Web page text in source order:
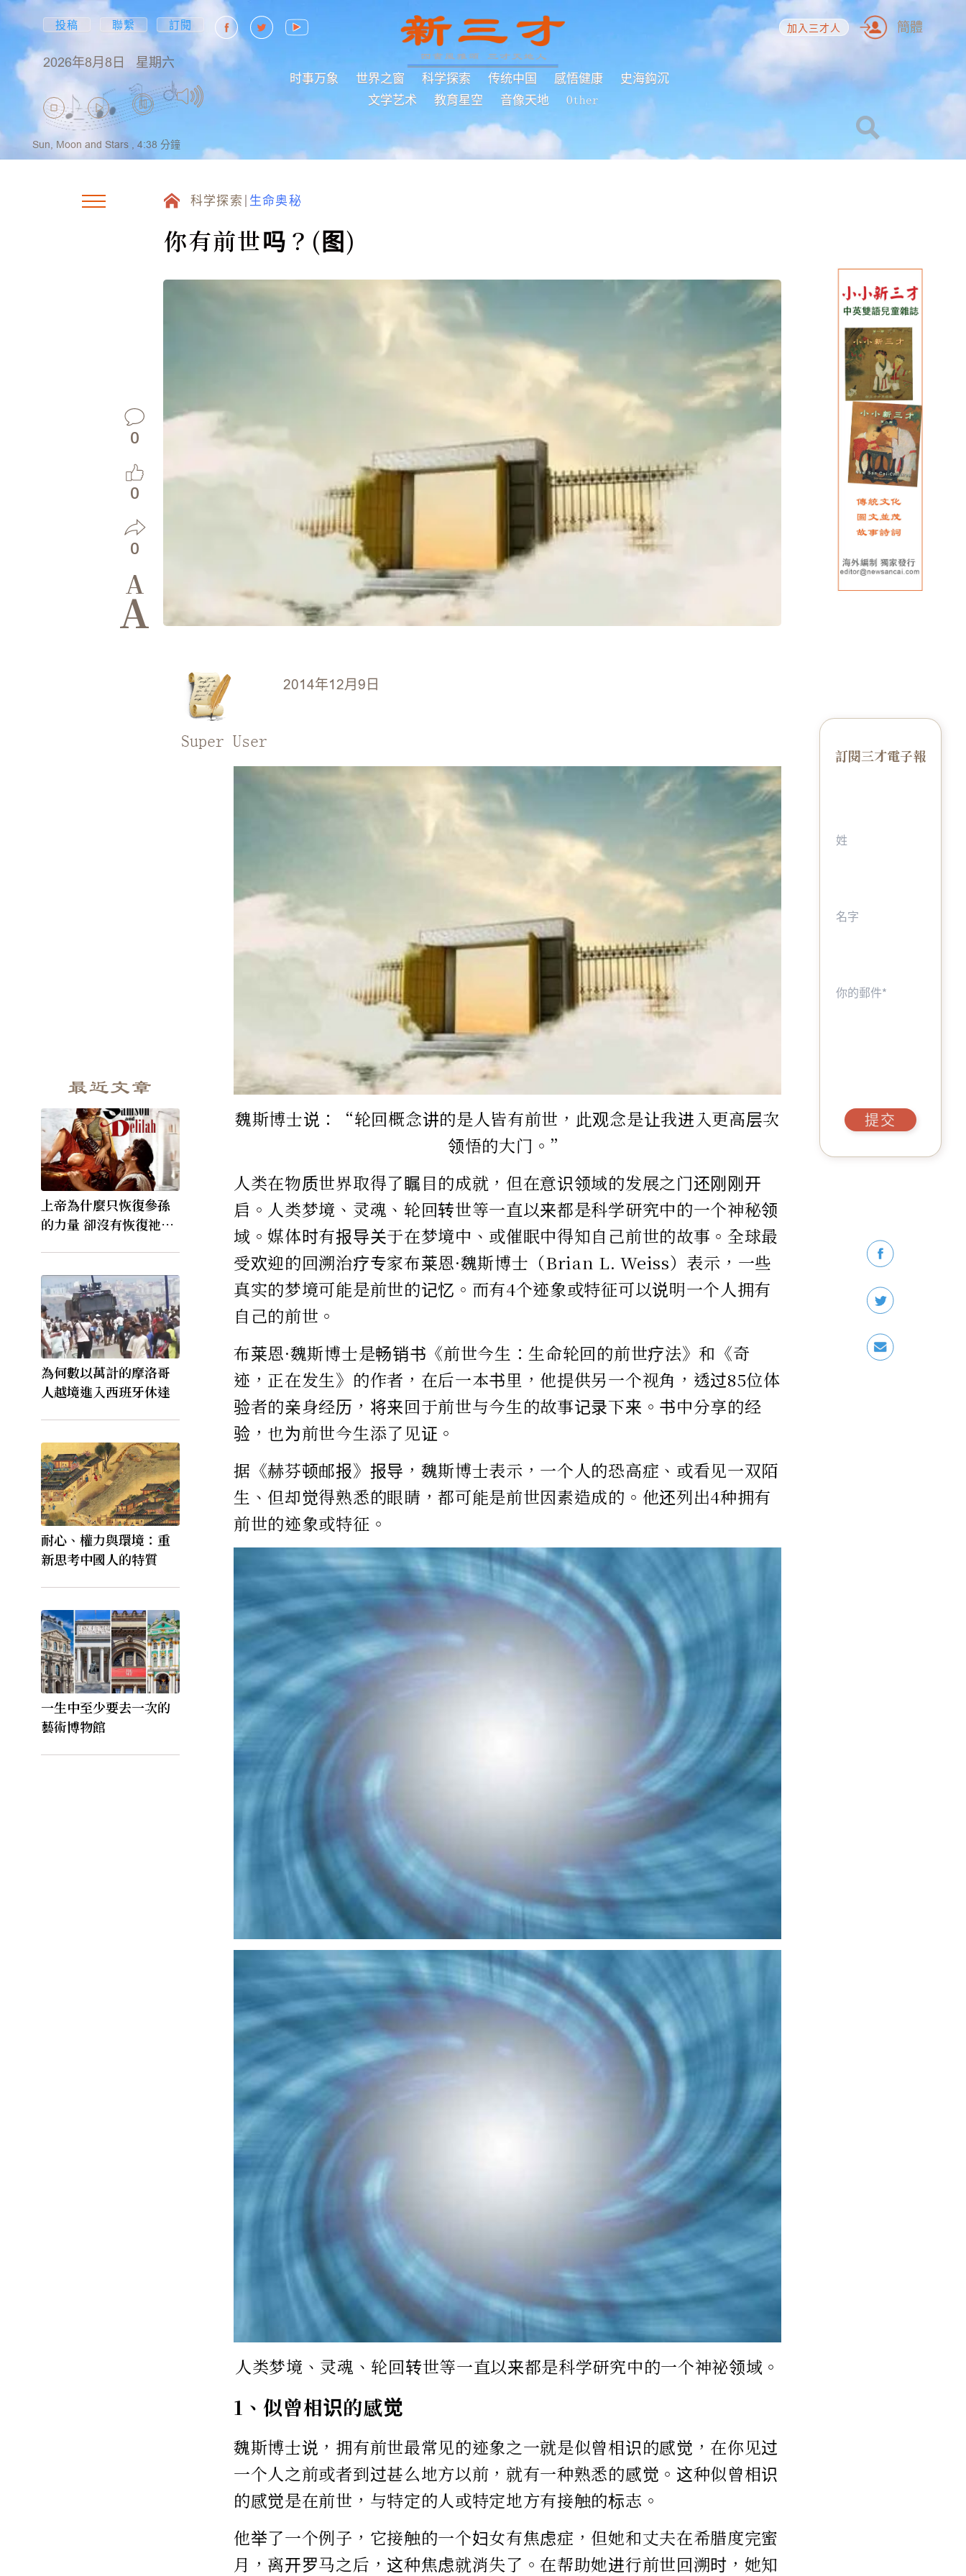
投稿 聯繫 訂閱
2026年8月8日 星期六
时事万象 世界之窗 科学探索 传统中国 感悟健康
史海鈎沉
文学艺术
教育星空 音像天地 Other
加入三才人 簡體
Sun, Moon and Stars , 4:38 分鐘
科学探索 生命奥秘
你有前世吗？(图)
0
0
0
A
A
最近文章
上帝為什麼只恢復參孫
的力量 卻沒有恢復祂的
為何數以萬計的摩洛哥
人越境進入西班牙休達
耐心、權力與環境：重
新思考中國人的特質
一生中至少要去一次的
藝術博物館
2014年12月9日
Super User
魏斯博士说：“轮回概念讲的是人皆有前世，此观念是让我进入更高层次
领悟的大门。”
人类在物质世界取得了瞩目的成就，但在意识领域的发展之门还刚刚开
启。人类梦境、灵魂、轮回转世等一直以来都是科学研究中的一个神秘领
域。媒体时有报导关于在梦境中、或催眠中得知自己前世的故事。全球最
受欢迎的回溯治疗专家布莱恩·魏斯博士（Brian L. Weiss）表示，一些
真实的梦境可能是前世的记忆。而有4个迹象或特征可以说明一个人拥有
自己的前世。
布莱恩·魏斯博士是畅销书《前世今生：生命轮回的前世疗法》和《奇
迹，正在发生》的作者，在后一本书里，他提供另一个视角，透过85位体
验者的亲身经历，将来回于前世与今生的故事记录下来。书中分享的经
验，也为前世今生添了见证。
据《赫芬顿邮报》报导，魏斯博士表示，一个人的恐高症、或看见一双陌
生、但却觉得熟悉的眼睛，都可能是前世因素造成的。他还列出4种拥有
前世的迹象或特征。
人类梦境、灵魂、轮回转世等一直以来都是科学研究中的一个神祕领域。
1、似曾相识的感觉
魏斯博士说，拥有前世最常见的迹象之一就是似曾相识的感觉，在你见过
一个人之前或者到过甚么地方以前，就有一种熟悉的感觉。这种似曾相识
的感觉是在前世，与特定的人或特定地方有接触的标志。
他举了一个例子，它接触的一个妇女有焦虑症，但她和丈夫在希腊度完蜜
月，离开罗马之后，这种焦虑就消失了。在帮助她进行前世回溯时，她知
訂閱三才電子報
提交